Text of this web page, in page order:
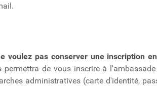
voulez pas conserver une inscription
de vous inscrire à
administratives (carte d'identité,